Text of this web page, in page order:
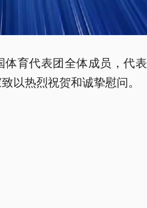
育代表团全体成员，代
以热烈祝贺和诚挚慰问。